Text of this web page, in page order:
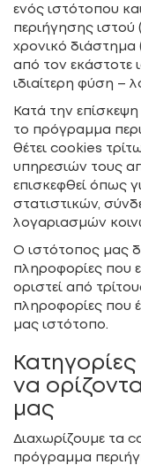
ενός ιστότοπου
περιήγησης ιστού
χρονικό
από τον εκάστοτε
ιδιαίτερη φύση –
Κατά την
το πρόγραμμα
θέτει cookies
υπηρεσιών τους
επισκεφθεί όπως
στατιστικών,
λογαριασμών
Ο ιστότοπος μας
πληροφορίες που
οριστεί από
πληροφορίες που
μας ιστότοπο.
να
μας
Διαχωρίζουμε τα
πρόγραμμα